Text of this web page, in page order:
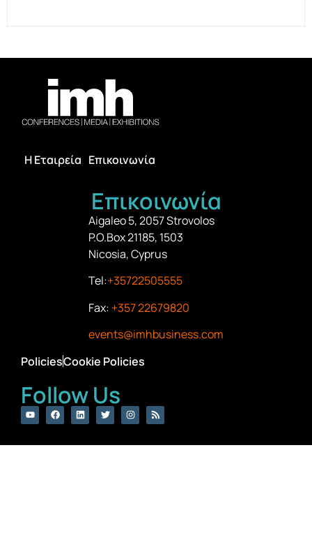
Η Εταιρεία Επικοινωνία
Επικοινωνία
Aigaleo 5, 2057 Strovolos
P.O.Box 21185, 1503
Nicosia, Cyprus
Tel:+35722505555
Fax: +357 22679820
events@imhbusiness.com
PoliciesCookie Policies
Follow Us